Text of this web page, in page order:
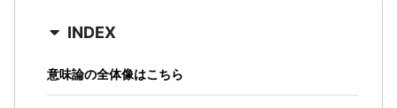
INDEX
意味論の全体像はこちら